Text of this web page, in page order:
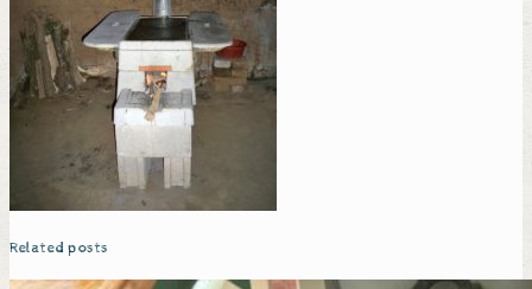
Related posts